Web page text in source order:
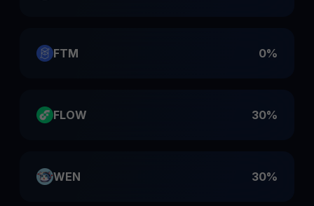
FTM 0%
FLOW 30%
WEN 30%